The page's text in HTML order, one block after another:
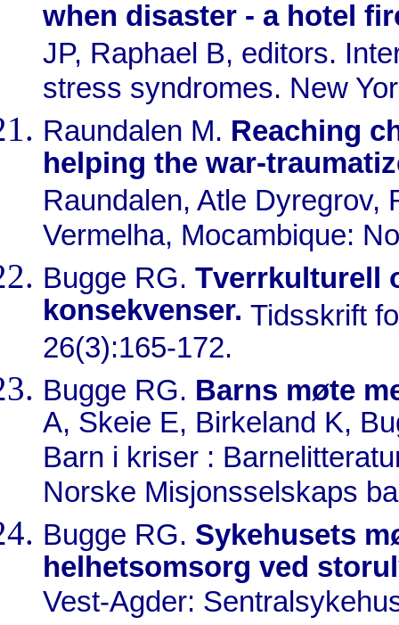
when disaster - a hotel
JP, Raphael B, editors.
stress syndromes. New
Raundalen M. Reaching
helping the war-
Raundalen, Atle
Vermelha, Mocambique:
Bugge RG. Tverrkulturell
konsekvenser. Tidsskrift
26(3):165-172.
Bugge RG. Barns møte
A, Skeie E, Birkeland K,
Barn i kriser :
Norske Misjonsselskaps
Bugge RG. Sykehusets
helhetsomsorg ved
Vest-Agder: